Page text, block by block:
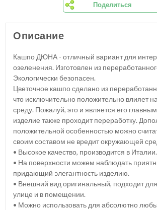
Поделиться
Описание
Кашпо ДЮНА - отличный вариант для
озеленения. Изготовлен из
Экологически безопасен.
Цветочное кашпо сделано из
что исключительно положительно влияет
среду. Пожалуй, это и является его
изделие также проходит переработку.
положительной особенностью можно
своим составом не вредит окружающей
• Высокое качество, производится в Италии.
• На поверхности можем наблюдать
придающий элегантность изделию.
• Внешний вид оригинальный, подходит
улице и в помещении.
• Можно использовать для абсолютно